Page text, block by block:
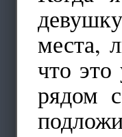
места,
что
рядом